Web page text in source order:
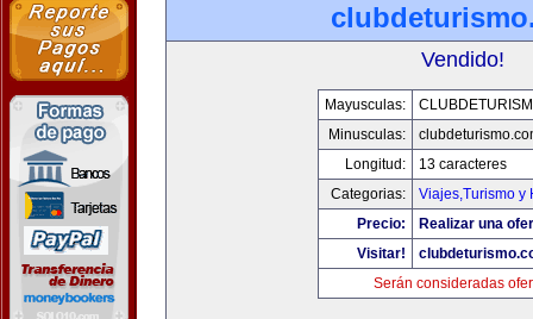
Vendido!
Mayusculas:
Minusculas:
Longitud:
13 caracteres
Categorias:
Viajes,Turismo y
Precio:
Realizar una
Visitar!
Serán consideradas